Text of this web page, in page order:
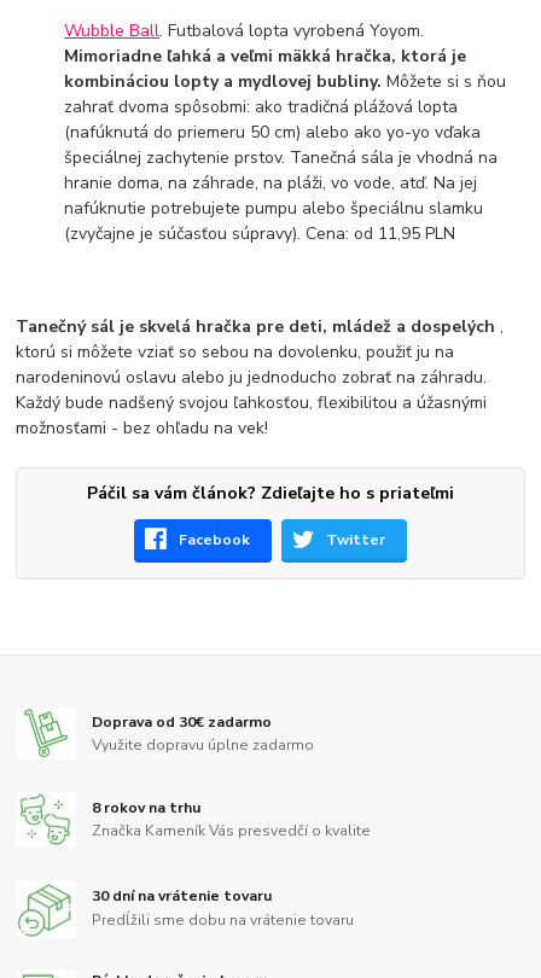
Wubble Ball. Futbalová lopta vyrobená Yoyom.
Mimoriadne ľahká a veľmi mäkká hračka, ktorá je
kombináciou lopty a mydlovej bubliny.Môžete si s ňou
zahrať dvoma spôsobmi: ako tradičná plážová lopta
(nafúknutá do priemeru 50 cm) alebo ako yo-yo vďaka
špeciálnej zachytenie prstov. Tanečná sála je vhodná na
hranie doma, na záhrade, na pláži, vo vode, atď. Na jej
nafúknutie potrebujete pumpu alebo špeciálnu slamku
(zvyčajne je súčasťou súpravy). Cena: od 11,95 PLN
Tanečný sál je skvelá hračka pre deti, mládež a dospelých,
ktorú si môžete vziať so sebou na dovolenku, použiť ju na
narodeninovú oslavu alebo ju jednoducho zobrať na záhradu.
Každý bude nadšený svojou ľahkosťou, flexibilitou a úžasnými
možnosťami - bez ohľadu na vek!
Páčil sa vám článok? Zdieľajte ho s priateľmi
Facebook Twitter
Doprava od 30€ zadarmo
Využite dopravu úplne zadarmo
8 rokov na trhu
Značka Kameník Vás presvedčí o kvalite
30 dní na vrátenie tovaru
Predĺžili sme dobu na vrátenie tovaru